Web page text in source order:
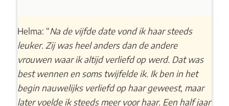
Helma: “Na de vijfde date vond ik haar steeds
leuker. Zij was heel anders dan de andere
vrouwen waar ik altijd verliefd op werd. Dat was
best wennen en soms twijfelde ik. Ik ben in het
begin nauwelijks verliefd op haar geweest, maar
later voelde ik steeds meer voor haar. Een half jaar